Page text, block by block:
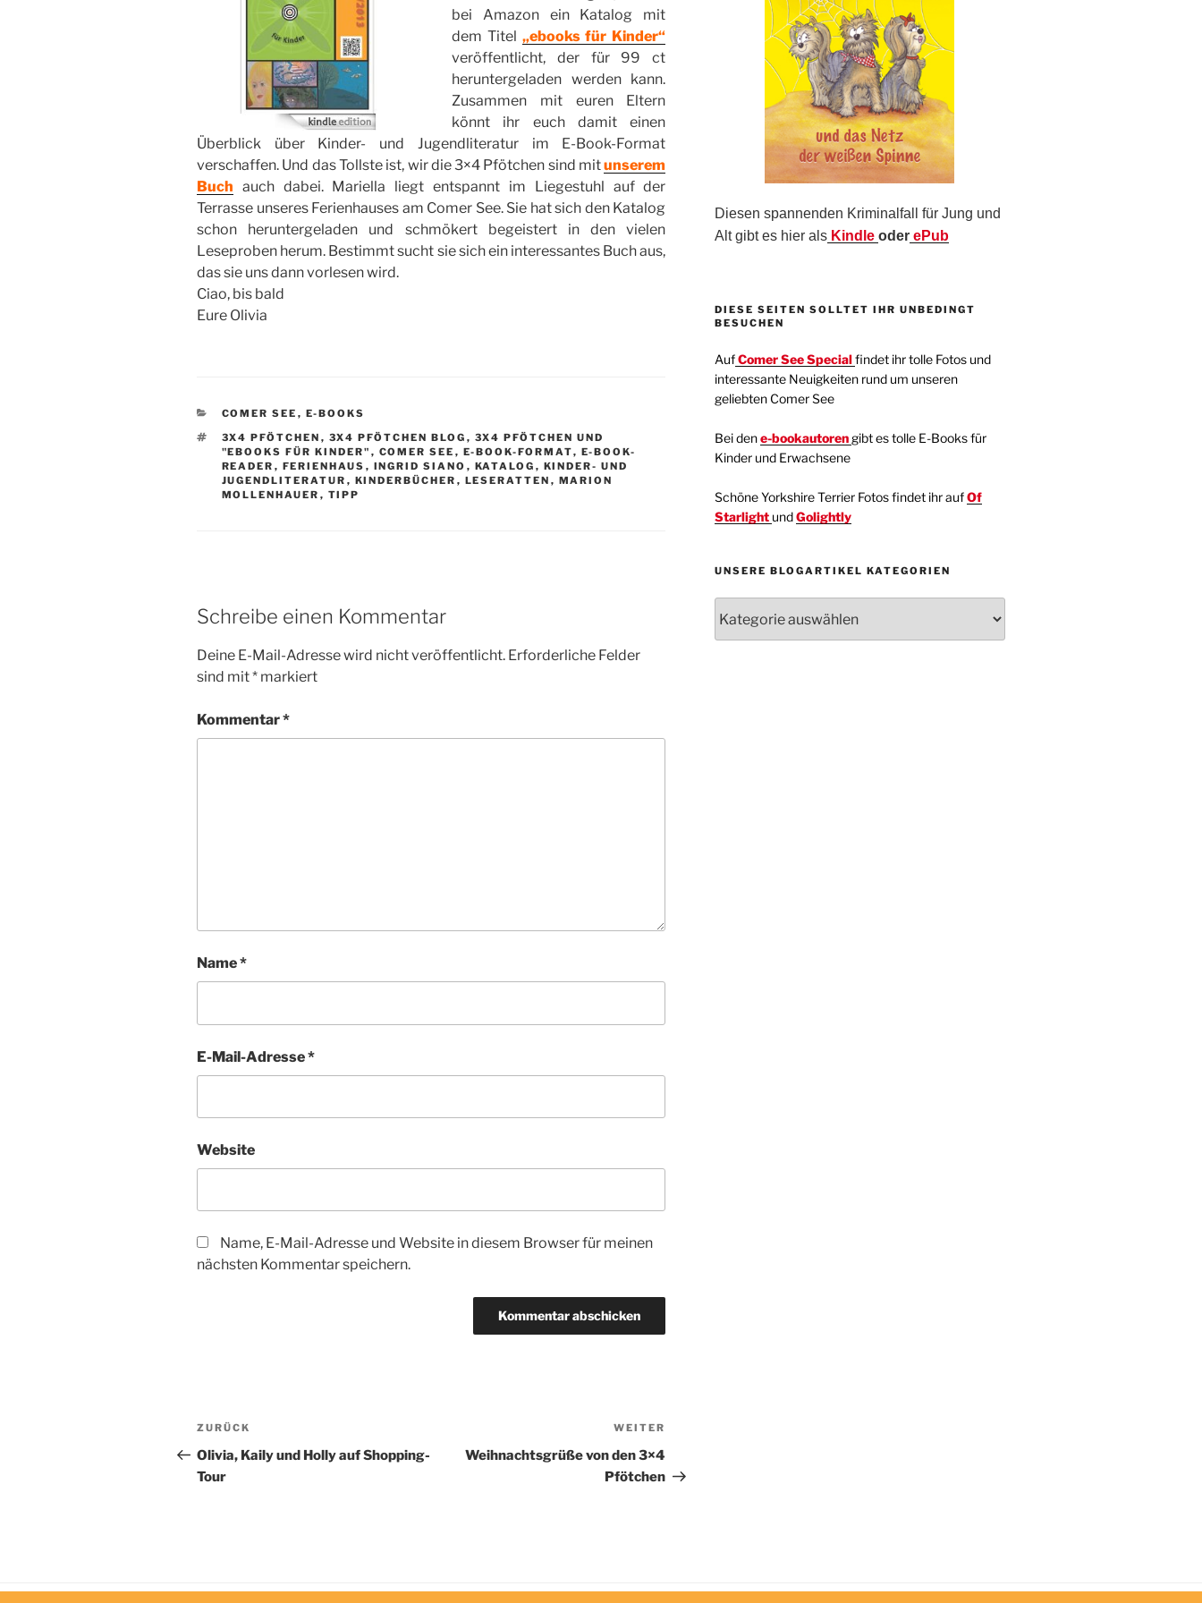
bei Amazon ein Katalog mit
dem Titel „ebooks für Kinder“
veröffentlicht, der für 99 ct
heruntergeladen werden kann.
Zusammen mit euren Eltern
könnt ihr euch damit einen
Überblick über Kinder- und Jugendliteratur im E-Book-Format
verschaffen. Und das Tollste ist, wir die 3×4 Pfötchen sind mitunserem
Buch auch dabei. Mariella liegt entspannt im Liegestuhl auf der
Terrasse unseres Ferienhauses am Comer See. Sie hat sich den Katalog
schon heruntergeladen und schmökert begeistert in den vielen
Leseproben herum. Bestimmt sucht sie sich ein interessantes Buch aus,
das sie uns dann vorlesen wird.
Ciao, bis bald
Eure Olivia
KATEGORIEN
COMER SEE , E-BOOKS
SCHLAGWÖRTER
3X4 PFÖTCHEN , 3X4 PFÖTCHEN BLOG , 3X4 PFÖTCHEN UND
"EBOOKS FÜR KINDER" , COMER SEE , E-BOOK-FORMAT, E-BOOK-
READER , FERIENHAUS , INGRID SIANO , KATALOG , KINDER- UND
JUGENDLITERATUR , KINDERBÜCHER , LESERATTEN , MARION
MOLLENHAUER , TIPP
Schreibe einen Kommentar
Deine E-Mail-Adresse wird nicht veröffentlicht. Erforderliche Felder
sind mit* markiert
Kommentar*
Name*
E-Mail-Adresse*
Website
Name, E-Mail-Adresse und Website in diesem Browser für meinen
nächsten Kommentar speichern.
Beitragsnavigation
Vorheriger
Beitrag
ZURÜCK
Olivia, Kaily und Holly auf Shopping-
Tour
WEITER
Weihnachtsgrüße von den 3×4
Pfötchen
Diesen spannenden Kriminalfall für Jung und
Alt gibt es hier alsKindle oder ePub
DIESE SEITEN SOLLTET IHR UNBEDINGT
BESUCHEN
AufComer See Specialfindet ihr tolle Fotos und
interessante Neuigkeiten rund um unseren
geliebten Comer See
Bei den e-bookautoren gibt es tolle E-Books für
Kinder und Erwachsene
Schöne Yorkshire Terrier Fotos findet ihr aufOf
Starlight undGolightly
UNSERE BLOGARTIKEL KATEGORIEN
Blogartikel
Kategorien